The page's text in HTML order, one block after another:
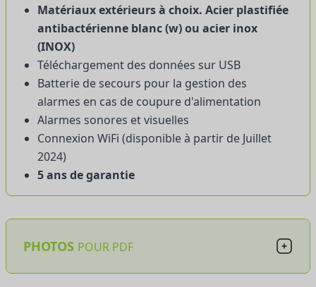
Matériaux extérieurs à choix. Acier plastifiée
antibactérienne blanc (w) ou acier inox
(INOX)
Téléchargement des données sur USB
Batterie de secours pour la gestion des
alarmes en cas de coupure d'alimentation
Alarmes sonores et visuelles
Connexion WiFi (disponible à partir de Juillet
2024)
5 ans de garantie
PHOTOS POUR PDF